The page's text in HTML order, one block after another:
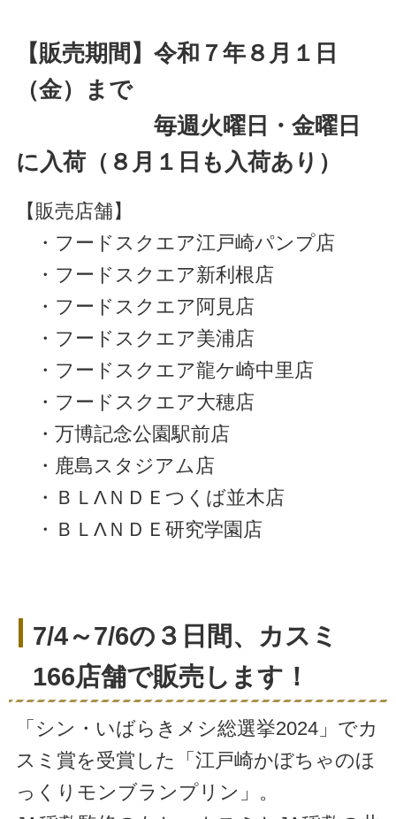
【販売期間】令和７年８月１日
（金）まで
毎週火曜日・金曜日
に入荷（８月１日も入荷あり）
【販売店舗】
・フードスクエア江戸崎パンプ店
・フードスクエア新利根店
・フードスクエア阿見店
・フードスクエア美浦店
・フードスクエア龍ケ崎中里店
・フードスクエア大穂店
・万博記念公園駅前店
・鹿島スタジアム店
・ＢＬΛＮＤＥつくば並木店
・ＢＬΛＮＤＥ研究学園店
7/4～7/6の３日間、カスミ
166店舗で販売します！
「シン・いばらきメシ総選挙2024」でカ
スミ賞を受賞した「江戸崎かぼちゃのほ
っくりモンブランプリン」。